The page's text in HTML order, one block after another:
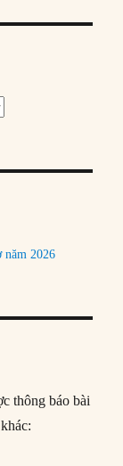
năm 2026
thông báo bài